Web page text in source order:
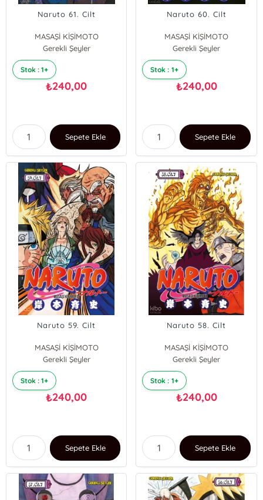
Naruto 61. Cilt
MASAŞİ KİŞİMOTO
Gerekli Şeyler
Stok : 1+
₺240,00
Sepete Ekle
Naruto 60. Cilt
MASAŞİ KİŞİMOTO
Gerekli Şeyler
Stok : 1+
₺240,00
Sepete Ekle
Naruto 59. Cilt
MASAŞİ KİŞİMOTO
Gerekli Şeyler
Stok : 1+
₺240,00
Sepete Ekle
Naruto 58. Cilt
MASAŞİ KİŞİMOTO
Gerekli Şeyler
Stok : 1+
₺240,00
Sepete Ekle